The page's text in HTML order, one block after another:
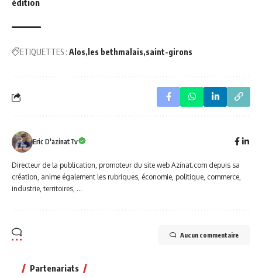
édition
ETIQUETTES : Alos les bethmalais saint-girons
Eric D'azinatTv
Directeur de la publication, promoteur du site web Azinat.com depuis sa
création, anime également les rubriques, économie, politique, commerce,
industrie, territoires, ...
Aucun commentaire
Partenariats